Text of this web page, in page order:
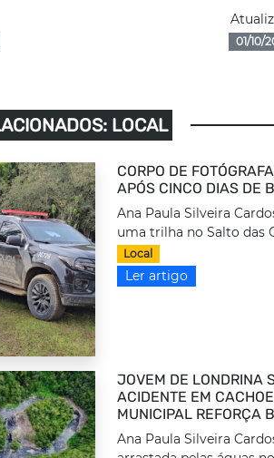
01/10/
LOCAL
CORPO DE
APÓS CINCO DIAS DE
Ana Paula Silveira
uma trilha no Salto das
Local
Ler artigo
JOVEM DE LONDRINA
ACIDENTE EM
MUNICIPAL REFORÇA
Ana Paula Silveira